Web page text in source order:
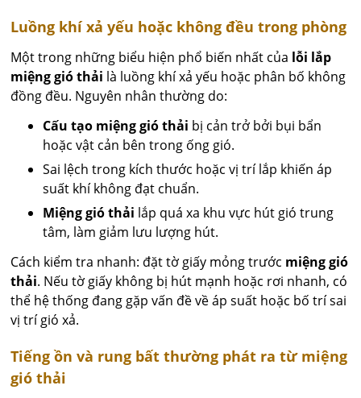
Luồng khí xả yếu hoặc không đều trong phòng
Một trong những biểu hiện phổ biến nhất của lỗi lắp
miệng gió thải là luồng khí xả yếu hoặc phân bố không
đồng đều. Nguyên nhân thường do:
Cấu tạo miệng gió thải bị cản trở bởi bụi bẩn
hoặc vật cản bên trong ống gió.
Sai lệch trong kích thước hoặc vị trí lắp khiến áp
suất khí không đạt chuẩn.
Miệng gió thải lắp quá xa khu vực hút gió trung
tâm, làm giảm lưu lượng hút.
Cách kiểm tra nhanh: đặt tờ giấy mỏng trước miệng gió
thải. Nếu tờ giấy không bị hút mạnh hoặc rơi nhanh, có
thể hệ thống đang gặp vấn đề về áp suất hoặc bố trí sai
vị trí gió xả.
Tiếng ồn và rung bất thường phát ra từ miệng
gió thải